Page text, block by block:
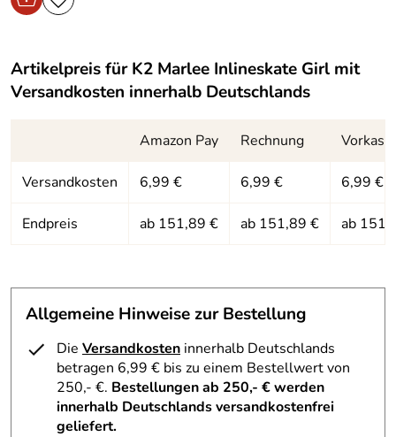
Artikelpreis fürK2 Marlee Inlineskate Girl mit
Versandkosten innerhalb Deutschlands
Amazon Pay Rechnung
Versandkosten 6,99 € 6,99 € 6,99 €
Endpreis ab 151,89 € ab 151,89 € ab
Allgemeine Hinweise zur Bestellung
Die Versandkosten innerhalb Deutschlands
betragen 6,99 € bis zu einem Bestellwert von
250,- €. Bestellungen ab 250,- € werden
innerhalb Deutschlands versandkostenfrei
geliefert.